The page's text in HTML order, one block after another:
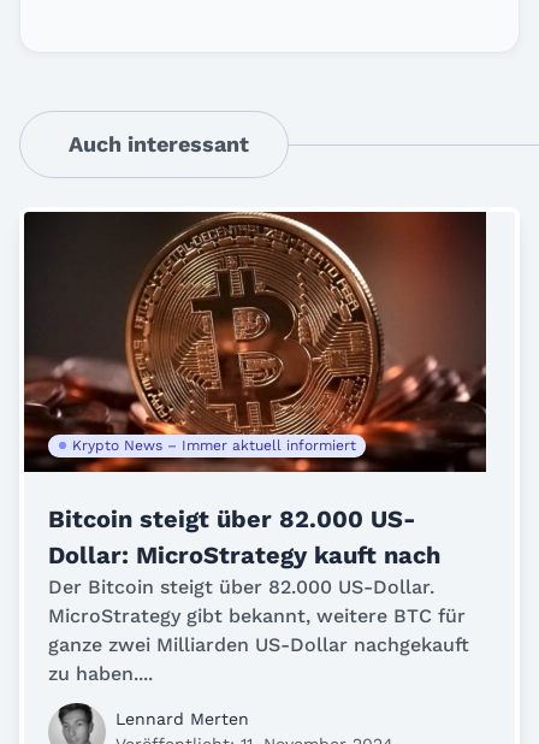
Auch interessant
Krypto News – Immer aktuell informiert
Bitcoin steigt über 82.000 US-
Dollar: MicroStrategy kauft nach
Der Bitcoin steigt über 82.000 US-Dollar.
MicroStrategy gibt bekannt, weitere BTC für
ganze zwei Milliarden US-Dollar nachgekauft
zu haben....
Lennard Merten